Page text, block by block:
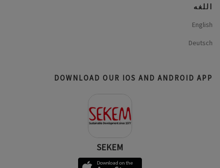
اللغه
English
Deutsch
DOWNLOAD OUR IOS AND ANDROID APP
SEKEM